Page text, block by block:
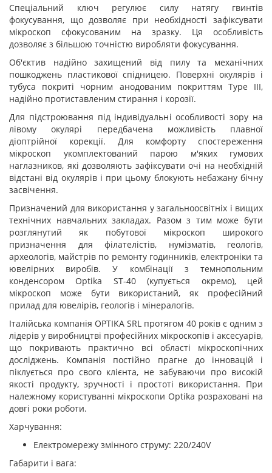
Спеціальний ключ регулює силу натягу гвинтів
фокусування, що дозволяє при необхідності зафіксувати
мікроскоп сфокусованим на зразку. Ця особливість
дозволяє з більшою точністю виробляти фокусування.
Об'єктив надійно захищений від пилу та механічних
пошкоджень пластикової спідницею. Поверхні окулярів і
тубуса покриті чорним анодованим покриттям Type III,
надійно протиставленим стирання і корозії.
Для підстроювання під індивідуальні особливості зору на
лівому окулярі передбачена можливість плавної
діоптрійної корекції. Для комфорту спостереження
мікроскоп укомплектований парою м'яких гумових
наглазников, які дозволяють зафіксувати очі на необхідній
відстані від окулярів і при цьому блокують небажану бічну
засвічення.
Призначений для використання у загальноосвітніх і вищих
технічних навчальних закладах. Разом з тим може бути
розглянутий як побутової мікроскоп широкого
призначення для філателістів, нумізматів, геологів,
археологів, майстрів по ремонту годинників, електроніки та
ювелірних виробів. У комбінації з темнопольним
конденсором Optika ST-40 (купується окремо), цей
мікроскоп може бути використаний, як професійний
прилад для ювелірів, геологів і мінералогів.
Італійська компанія OPTIKA SRL протягом 40 років є одним з
лідерів у виробництві професійних мікроскопів і аксесуарів,
що покривають практично всі області мікроскопічних
досліджень. Компанія постійно прагне до інновацій і
піклується про свого клієнта, не забуваючи про високій
якості продукту, зручності і простоті використання. При
належному користуванні мікроскопи Optika розраховані на
довгі роки роботи.
Харчування:
Електромережу змінного струму: 220/240V
Габарити і вага: